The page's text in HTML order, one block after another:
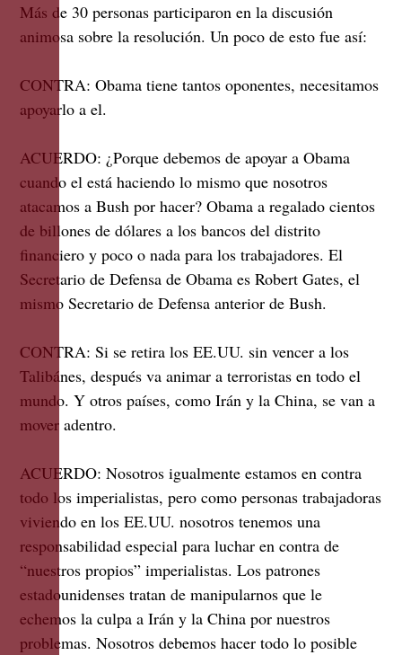
Más de 30 personas participaron en la discusión
animosa sobre la resolución. Un poco de esto fue así:
CONTRA: Obama tiene tantos oponentes, necesitamos
apoyarlo a el.
ACUERDO: ¿Porque debemos de apoyar a Obama
cuando el está haciendo lo mismo que nosotros
atacamos a Bush por hacer? Obama a regalado cientos
de billones de dólares a los bancos del distrito
financiero y poco o nada para los trabajadores. El
Secretario de Defensa de Obama es Robert Gates, el
mismo Secretario de Defensa anterior de Bush.
CONTRA: Si se retira los EE.UU. sin vencer a los
Talibánes, después va animar a terroristas en todo el
mundo. Y otros países, como Irán y la China, se van a
mover adentro.
ACUERDO: Nosotros igualmente estamos en contra
todo los imperialistas, pero como personas trabajadoras
viviendo en los EE.UU. nosotros tenemos una
responsabilidad especial para luchar en contra de
“nuestros propios” imperialistas. Los patrones
estadounidenses tratan de manipularnos que le
echemos la culpa a Irán y la China por nuestros
problemas. Nosotros debemos hacer todo lo posible